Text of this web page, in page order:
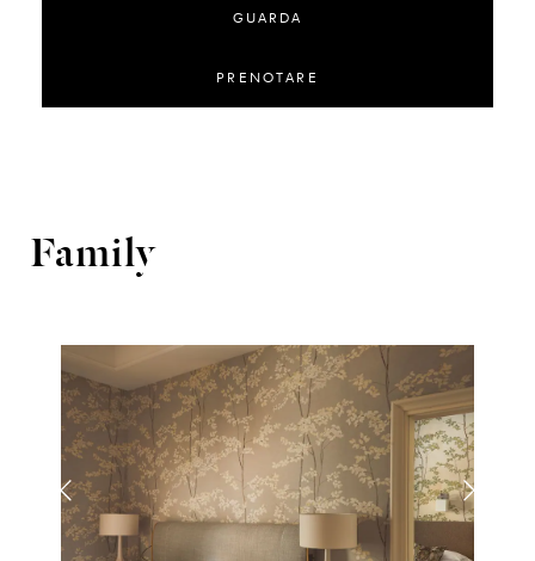
GUARDA
PRENOTARE
Family